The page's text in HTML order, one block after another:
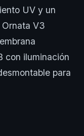
UV y un
V3
con iluminación
para